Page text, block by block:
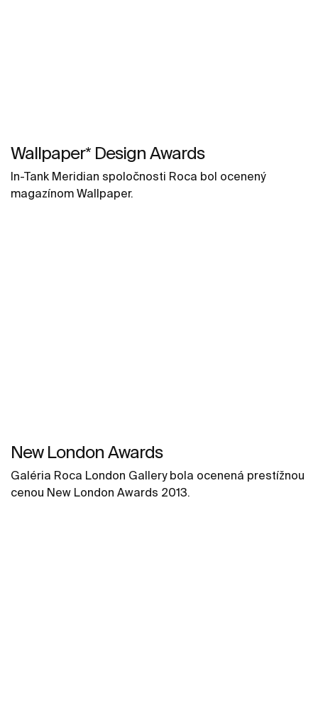
Wallpaper* Design Awards
In-Tank Meridian spoločnosti Roca bol ocenený
magazínom Wallpaper.
New London Awards
Galéria Roca London Gallery bola ocenená prestížnou
cenou New London Awards 2013.